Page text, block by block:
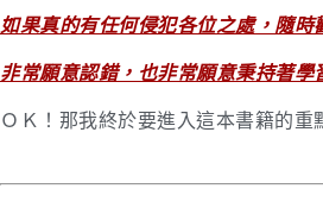
如果真的有任何侵犯各位之處，隨時
非常願意認錯，也非常願意秉持著學
ＯＫ！那我終於要進入這本書籍的重